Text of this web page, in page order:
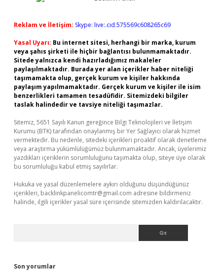
Reklam ve İletişim: Skype: live:.cid.575569c608265c69
Yasal Uyarı: Bu internet sitesi, herhangi bir marka, kurum
veya şahıs şirketi ile hiçbir bağlantısı bulunmamaktadır.
Sitede yalnızca kendi hazırladığımız makaleler
paylaşılmaktadır. Burada yer alan içerikler haber niteliği
taşımamakta olup, gerçek kurum ve kişiler hakkında
paylaşım yapılmamaktadır. Gerçek kurum ve kişiler ile isim
benzerlikleri tamamen tesadüfidir. Sitemizdeki bilgiler
taslak halindedir ve tavsiye niteliği taşımazlar.
Sitemiz, 5651 Sayılı Kanun gereğince Bilgi Teknolojileri ve İletişim
Kurumu (BTK) tarafından onaylanmış bir Yer Sağlayıcı olarak hizmet
vermektedir. Bu nedenle, sitedeki içerikleri proaktif olarak denetleme
veya araştırma yükümlülüğümüz bulunmamaktadır. Ancak, üyelerimiz
yazdıkları içeriklerin sorumluluğunu taşımakta olup, siteye üye olarak
bu sorumluluğu kabul etmiş sayılırlar.
Hukuka ve yasal düzenlemelere aykırı olduğunu düşündüğünüz
içerikleri, backlinkpanelicomtr@gmail.com adresine bildirmeniz
halinde, ilgili içerikler yasal süre içerisinde sitemizden kaldırılacaktır.
Son yorumlar